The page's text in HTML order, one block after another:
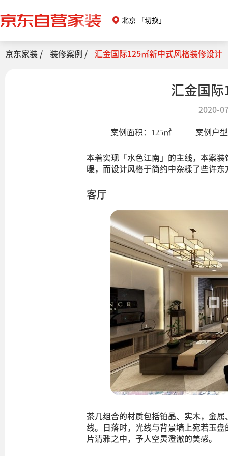
北京 「切换」
京东家装 / 装修案例 / 汇金国际125㎡新中式风格装修设计
汇金国际
2020-
案例面积： 125㎡ 案例户
本着实现「水色江南」的主线，本案
暖，而设计风格于简约中杂糅了些许
客厅
茶几组合的材质包括铂晶、实木，金
线。日落时，光线与背景墙上宛若玉
片清雅之中，予人空灵澄澈的美感。